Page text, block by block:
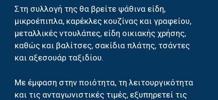
Στη συλλογή της θα βρείτε ψάθινα είδη,
μικροέπιπλα, καρέκλες κουζίνας και γραφείου,
μεταλλικές ντουλάπες, είδη οικιακής χρήσης,
καθώς και βαλίτσες, σακίδια πλάτης, τσάντες
και αξεσουάρ ταξιδίου.
Με έμφαση στην ποιότητα, τη λειτουργικότητα
και τις ανταγωνιστικές τιμές, εξυπηρετεί τις